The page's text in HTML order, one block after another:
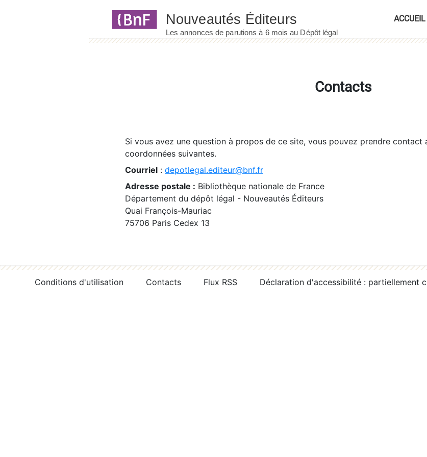
ACCUEIL
Contacts
Si vous avez une question à propos de ce site, vous pouvez prendre contact
coordonnées suivantes.
Courriel : depotlegal.editeur@bnf.fr
Adresse postale : Bibliothèque nationale de France
Département du dépôt légal - Nouveautés Éditeurs
Quai François-Mauriac
75706 Paris Cedex 13
Conditions d'utilisation Contacts Flux RSS Déclaration d'accessibilité : partiellement